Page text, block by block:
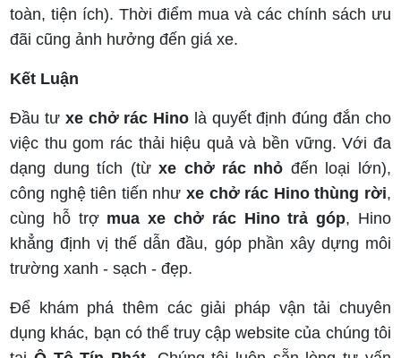
toàn, tiện ích). Thời điểm mua và các chính sách ưu
đãi cũng ảnh hưởng đến giá xe.
Kết Luận
Đầu tư xe chở rác Hino là quyết định đúng đắn cho
việc thu gom rác thải hiệu quả và bền vững. Với đa
dạng dung tích (từxe chở rác nhỏ đến loại lớn),
công nghệ tiên tiến như xe chở rác Hino thùng rời,
cùng hỗ trợ mua xe chở rác Hino trả góp, Hino
khẳng định vị thế dẫn đầu, góp phần xây dựng môi
trường xanh - sạch - đẹp.
Để khám phá thêm các giải pháp vận tải chuyên
dụng khác, bạn có thể truy cập website của chúng tôi